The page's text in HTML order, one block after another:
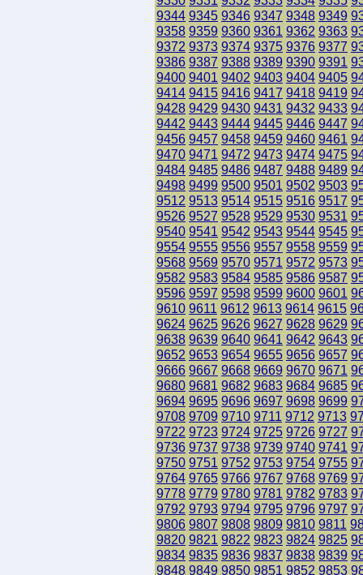
9344 9345 9346 9347 9348 9349
9358 9359 9360 9361 9362 9363
9372 9373 9374 9375 9376 9377
9386 9387 9388 9389 9390 9391
9400 9401 9402 9403 9404 9405
9414 9415 9416 9417 9418 9419
9428 9429 9430 9431 9432 9433
9442 9443 9444 9445 9446 9447
9456 9457 9458 9459 9460 9461
9470 9471 9472 9473 9474 9475
9484 9485 9486 9487 9488 9489
9498 9499 9500 9501 9502 9503
9512 9513 9514 9515 9516 9517
9526 9527 9528 9529 9530 9531
9540 9541 9542 9543 9544 9545
9554 9555 9556 9557 9558 9559
9568 9569 9570 9571 9572 9573
9582 9583 9584 9585 9586 9587
9596 9597 9598 9599 9600 9601
9610 9611 9612 9613 9614 9615
9624 9625 9626 9627 9628 9629
9638 9639 9640 9641 9642 9643
9652 9653 9654 9655 9656 9657
9666 9667 9668 9669 9670 9671
9680 9681 9682 9683 9684 9685
9694 9695 9696 9697 9698 9699
9708 9709 9710 9711 9712 9713
9722 9723 9724 9725 9726 9727
9736 9737 9738 9739 9740 9741
9750 9751 9752 9753 9754 9755
9764 9765 9766 9767 9768 9769
9778 9779 9780 9781 9782 9783
9792 9793 9794 9795 9796 9797
9806 9807 9808 9809 9810 9811
9820 9821 9822 9823 9824 9825
9834 9835 9836 9837 9838 9839
9848 9849 9850 9851 9852 9853